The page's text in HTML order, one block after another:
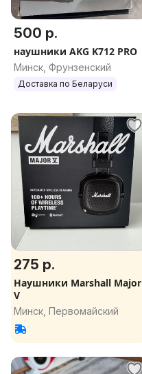
500 р.
наушники AKG K712 PRO
Минск, Фрунзенский
Доставка по Беларуси
275 р.
Наушники Marshall Major
V
Минск, Первомайский